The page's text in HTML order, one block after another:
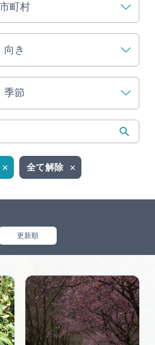
ＶＩＳＩＴ岐阜県」
観光キャンペーン
光エリアガイド
ベース
事業者の皆様へ
ブラリー
ブラリー
合わせ
市町村
向き
季節
全て解除
更新順